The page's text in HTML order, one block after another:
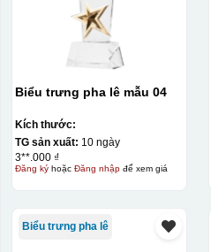
Biểu trưng pha lê mẫu 04
Kích thước:
TG sản xuất: 10 ngày
3**.000 ₫
Đăng kýhoặc Đăng nhậpđể xem giá
Biểu trưng pha lê